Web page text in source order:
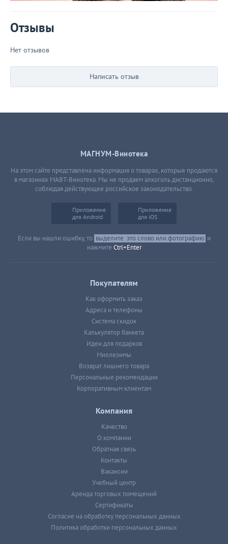
Отзывы
Нет отзывов
Написать отзыв
МАГНУМ-Винотека
На этом сайте представлена информация о товарах, которые продаются
в магазинах МАВТ-Винотека. Мы не продаем алкоголь дистанционно,
соблюдая действующее российское законодательство.
Приложение
для Android
Приложение
для iOS
Если вы нашли ошибку, то выделите это слово или фотографию и
нажмите Ctrl+Enter
Покупателям
Как оформить заказ
Адреса и телефоны
Система скидок
Калькулятор банкета
Идеи для подарков
Миллезимы
Возврат лишнего товара
Персональные рекомендации
Корпоративным клиентам
Компания
Качество
О компании
Обратная связь
Контакты
Вакансии
Учебный центр
Аренда торговых помещений
Сертификаты
Согласие на обработку персональных данных
Политика обработки персональных данных